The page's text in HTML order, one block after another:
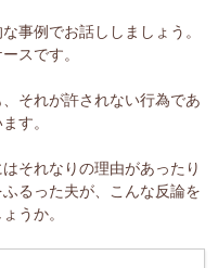
事例でお話ししましょう。
スです。
それが許されない行為であ
す。
それなりの理由があったり
るった夫が、こんな反論を
うか。